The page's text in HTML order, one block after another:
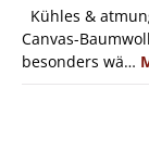
Kühles &
Canvas-
besonders wä…